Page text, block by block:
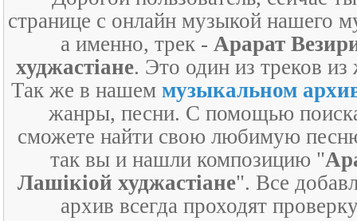
странице с онлайн музыкой нашего
а именно, трек -Арарат
худжастiане. Это один из треков
Так же в нашем музыкальном
жанры, песни. С помощью
сможете найти свою любимую
так вы и нашли композицию "
Лашiкiой худжастiане". Все
архив всегда проходят